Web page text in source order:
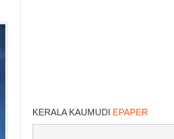
KERALA KAUMUDI EPAPER